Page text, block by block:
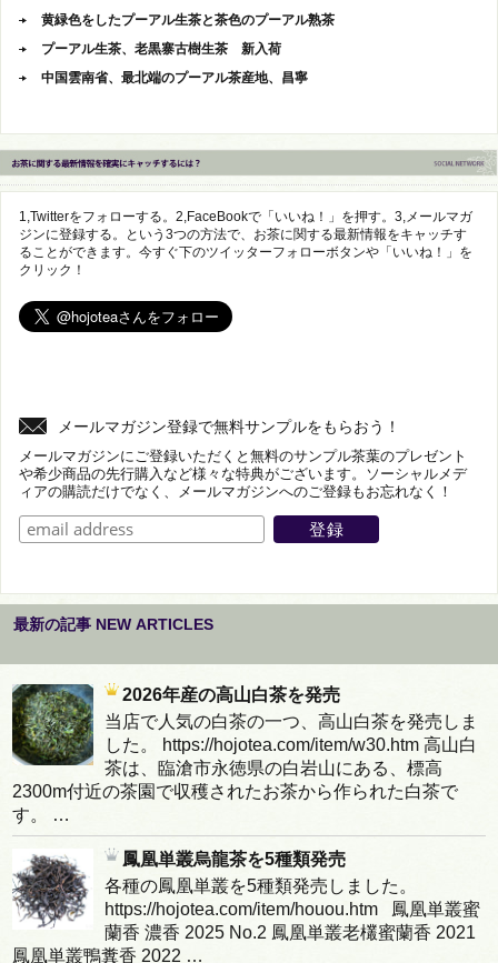
黄緑色をしたプーアル生茶と茶色のプーアル熟茶
プーアル生茶、老黒寨古樹生茶 新入荷
中国雲南省、最北端のプーアル茶産地、昌寧
1,Twitterをフォローする。2,FaceBookで「いいね！」を押す。3,メールマガ
ジンに登録する。という3つの方法で、お茶に関する最新情報をキャッチす
ることができます。今すぐ下のツイッターフォローボタンや「いいね！」を
クリック！
メールマガジン登録で無料サンプルをもらおう！
メールマガジンにご登録いただくと無料のサンプル茶葉のプレゼント
や希少商品の先行購入など様々な特典がございます。ソーシャルメデ
ィアの購読だけでなく、メールマガジンへのご登録もお忘れなく！
最新の記事 NEW ARTICLES
2026年産の高山白茶を発売
当店で人気の白茶の一つ、高山白茶を発売しま
した。 https://hojotea.com/item/w30.htm 高山白
茶は、臨滄市永徳県の白岩山にある、標高
2300m付近の茶園で収穫されたお茶から作られた白茶で
す。 …
鳳凰単叢烏龍茶を5種類発売
各種の鳳凰単叢を5種類発売しました。
https://hojotea.com/item/houou.htm 鳳凰単叢蜜
蘭香 濃香 2025 No.2 鳳凰単叢老欉蜜蘭香 2021
鳳凰単叢鴨糞香 2022 …